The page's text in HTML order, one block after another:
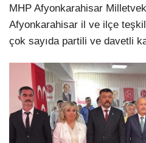
MHP Afyonkarahisar
Afyonkarahisar il ve ilçe
çok sayıda partili ve davetli